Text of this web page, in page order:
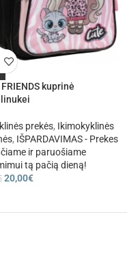
FRIENDS kuprinė
prekės, Ikimokyklinės
, IŠPARDAVIMAS - Prekes
ir paruošiame
tą pačią dieną!
20,00€